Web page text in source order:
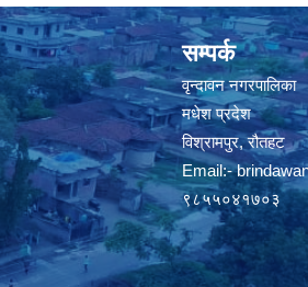
सम्पर्क
वृन्दावन नगरपालिका
मधेश प्रदेश
विश्रामपुर, रौतहट
Email:-
९८५५०४१७०३